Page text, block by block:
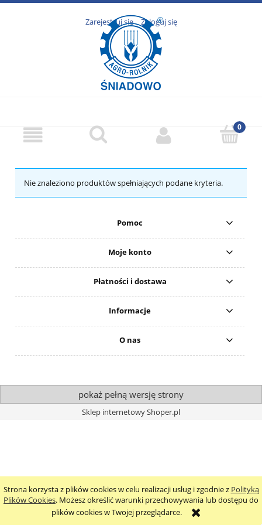
Strona korzysta z plików cookies w celu realizacji usług i zgodnie z Polityką
Plików Cookies. Możesz określić warunki przechowywania lub dostępu do
plików cookies w Twojej przeglądarce.
Zarejestruj się Zaloguj się
Nie znaleziono produktów spełniających podane kryteria.
Pomoc
Moje konto
Płatności i dostawa
Informacje
O nas
pokaż pełną wersję strony
Sklep internetowy Shoper.pl